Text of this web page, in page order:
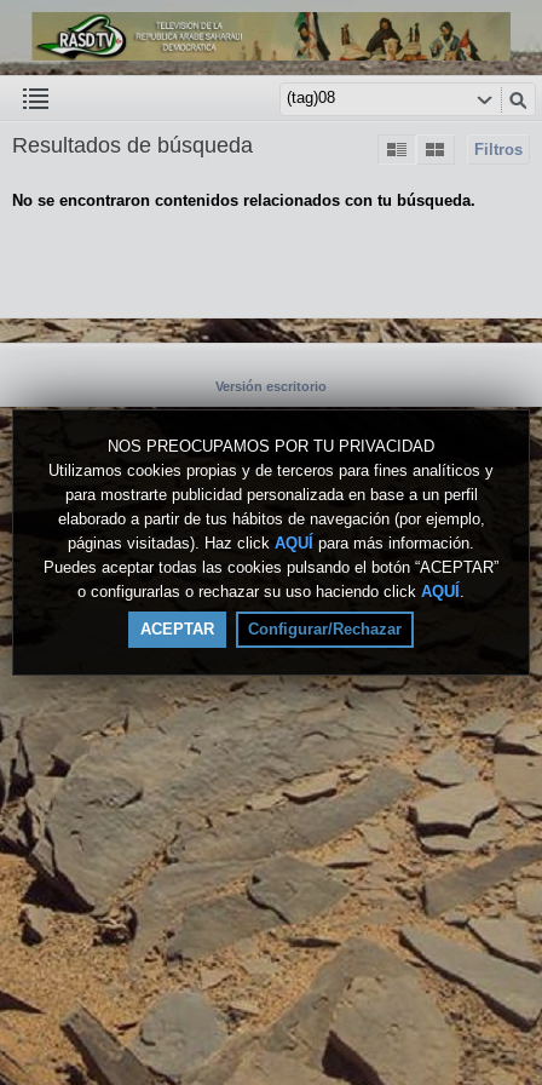
NOS PREOCUPAMOS POR TU PRIVACIDAD
Utilizamos cookies propias y de terceros para fines analíticos y
para mostrarte publicidad personalizada en base a un perfil
elaborado a partir de tus hábitos de navegación (por ejemplo,
páginas visitadas). Haz click AQUÍ para más información.
Puedes aceptar todas las cookies pulsando el botón “ACEPTAR”
o configurarlas o rechazar su uso haciendo click AQUÍ .
ACEPTAR Configurar/Rechazar
Filtros
Resultados de búsqueda
No se encontraron contenidos relacionados con tu búsqueda.
Versión escritorio